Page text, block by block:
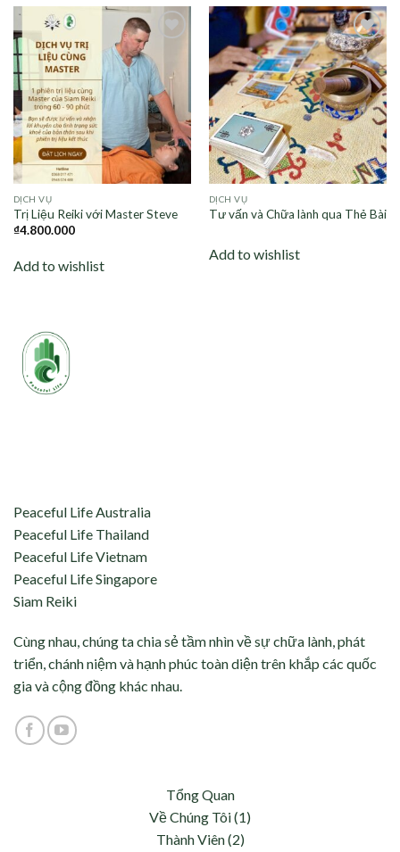
wishlist
DỊCH VỤ
Trị Liệu Reiki với Master Steve
₫4.800.000
Add to wishlist
Add to
wishlist
DỊCH VỤ
Tư vấn và Chữa lành qua Thẻ Bài
Add to wishlist
Peaceful Life Australia
Peaceful Life Thailand
Peaceful Life Vietnam
Peaceful Life Singapore
Siam Reiki
Cùng nhau, chúng ta chia sẻ tầm nhìn về sự chữa lành, phát
triển, chánh niệm và hạnh phúc toàn diện trên khắp các quốc
gia và cộng đồng khác nhau.
Tổng Quan
Về Chúng Tôi (1)
Thành Viên (2)